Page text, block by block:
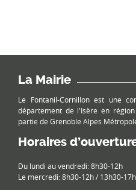
La Mairie
Le Fontanil-Cornillon est une
département de l'Isère en
partie de Grenoble Alpes
Horaires
Du lundi au vendredi: 8h30-12h
Le mercredi: 8h30-12h / 13h30-17h